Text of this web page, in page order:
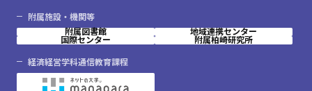
附属施設・機関等
附属図書館
地域連携センター
国際センター
附属柏崎研究所
経済経営学科通信教育課程